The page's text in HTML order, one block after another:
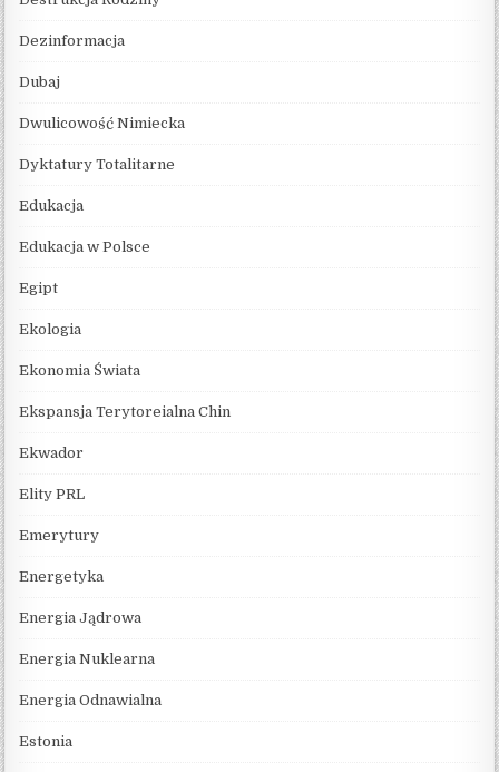
Dezinformacja
Dubaj
Dwulicowość Nimiecka
Dyktatury Totalitarne
Edukacja
Edukacja w Polsce
Egipt
Ekologia
Ekonomia Świata
Ekspansja Terytoreialna Chin
Ekwador
Elity PRL
Emerytury
Energetyka
Energia Jądrowa
Energia Nuklearna
Energia Odnawialna
Estonia